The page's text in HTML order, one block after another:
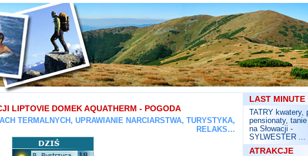
LIPTOVIE DOMEK AQUATHERM - POGODA
TERMALNYCH, UPRAWIANIE NARCIARSTWA, TURYSTYKA,
RELAKS…
LAST MINUTE
TATRY kwatery,
pensionaty,
na Słowacji -
SYLWESTER ...
ATRAKCJE